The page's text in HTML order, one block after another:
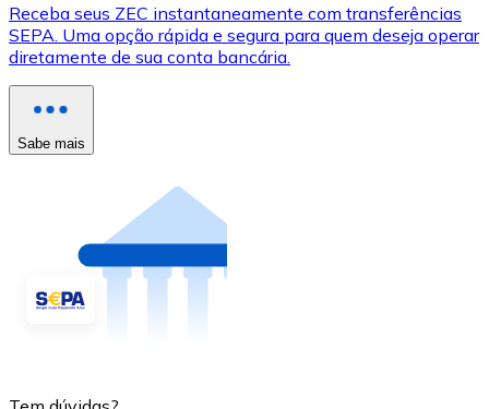
Receba seus ZEC instantaneamente com transferências
SEPA. Uma opção rápida e segura para quem deseja operar
diretamente de sua conta bancária.
Sabe mais